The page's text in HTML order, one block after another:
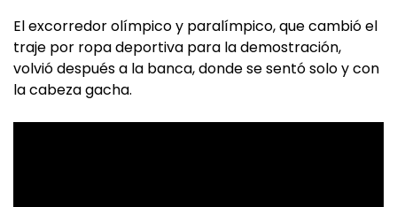
El excorredor olímpico y paralímpico, que cambió el
traje por ropa deportiva para la demostración,
volvió después a la banca, donde se sentó solo y con
la cabeza gacha.